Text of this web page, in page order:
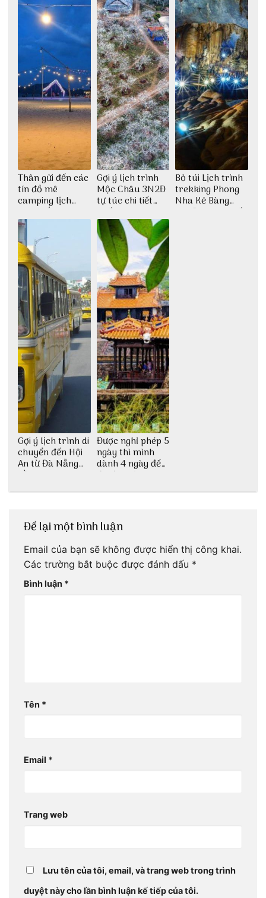
Thân gửi đến các
tín đồ mê
camping lịch
trình cắm trại
Huế tự túc 2N1Đ
chi tiết nhất
Gợi ý lịch trình
Mộc Châu 3N2Đ
tự túc chi tiết
nhất
Bỏ túi Lịch trình
trekking Phong
Nha Kẻ Bàng
3N2Đ cực chi tiết
Gợi ý lịch trình di
chuyển đến Hội
An từ Đà Nẵng
bằng xe bus
Được nghỉ phép 5
ngày thì mình
dành 4 ngày để
đu đưa Lịch
Để lại một bình luận
Email của bạn sẽ không được hiển thị công khai.
Các trường bắt buộc được đánh dấu *
Bình luận *
Tên *
Email *
Trang web
Lưu tên của tôi, email, và trang web trong trình
duyệt này cho lần bình luận kế tiếp của tôi.